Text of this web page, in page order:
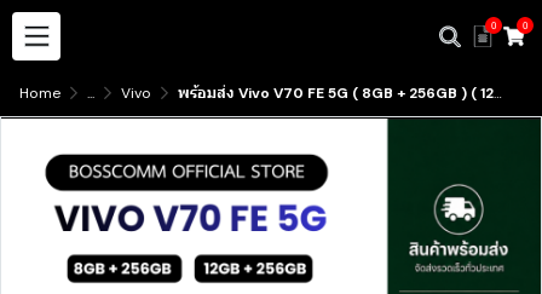
0 0
Home ... Vivo พร้อมส่ง Vivo V70 FE 5G ( 8GB + 256GB ) ( 12GB + 256GB ) มีบริการรับสินค้าหน้าร้าน